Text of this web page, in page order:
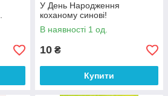
У День Народження
коханому синові!
В наявності 1 од.
10 ₴
Купити